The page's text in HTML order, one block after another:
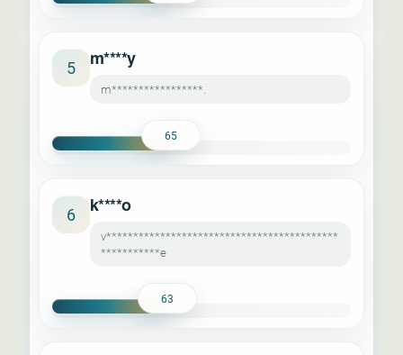
5 m****y
m*****************.
65
6 k****o
v*******************************************
***********e
63